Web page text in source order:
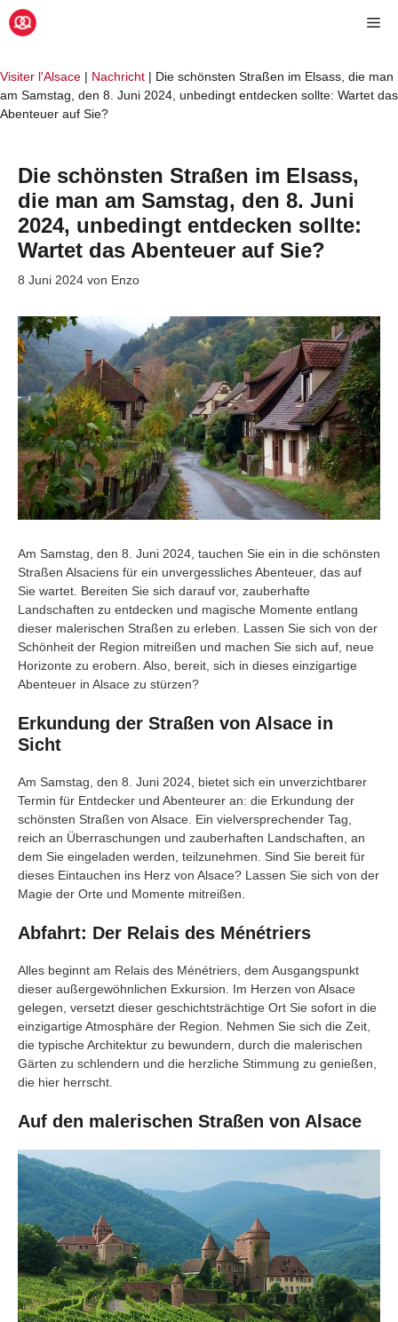
Zum
Inhalt
Visiter l'Alsace | Nachricht | Die schönsten Straßen im Elsass, die man
am Samstag, den 8. Juni 2024, unbedingt entdecken sollte: Wartet das
Abenteuer auf Sie?
Die schönsten Straßen im Elsass,
die man am Samstag, den 8. Juni
2024, unbedingt entdecken sollte:
Wartet das Abenteuer auf Sie?
8 Juni 2024 von Enzo
Am Samstag, den 8. Juni 2024, tauchen Sie ein in die schönsten
Straßen Alsaciens für ein unvergessliches Abenteuer, das auf
Sie wartet. Bereiten Sie sich darauf vor, zauberhafte
Landschaften zu entdecken und magische Momente entlang
dieser malerischen Straßen zu erleben. Lassen Sie sich von der
Schönheit der Region mitreißen und machen Sie sich auf, neue
Horizonte zu erobern. Also, bereit, sich in dieses einzigartige
Abenteuer in Alsace zu stürzen?
Erkundung der Straßen von Alsace in
Sicht
Am Samstag, den 8. Juni 2024, bietet sich ein unverzichtbarer
Termin für Entdecker und Abenteurer an: die Erkundung der
schönsten Straßen von Alsace. Ein vielversprechender Tag,
reich an Überraschungen und zauberhaften Landschaften, an
dem Sie eingeladen werden, teilzunehmen. Sind Sie bereit für
dieses Eintauchen ins Herz von Alsace? Lassen Sie sich von der
Magie der Orte und Momente mitreißen.
Abfahrt: Der Relais des Ménétriers
Alles beginnt am Relais des Ménétriers, dem Ausgangspunkt
dieser außergewöhnlichen Exkursion. Im Herzen von Alsace
gelegen, versetzt dieser geschichtsträchtige Ort Sie sofort in die
einzigartige Atmosphäre der Region. Nehmen Sie sich die Zeit,
die typische Architektur zu bewundern, durch die malerischen
Gärten zu schlendern und die herzliche Stimmung zu genießen,
die hier herrscht.
Auf den malerischen Straßen von Alsace